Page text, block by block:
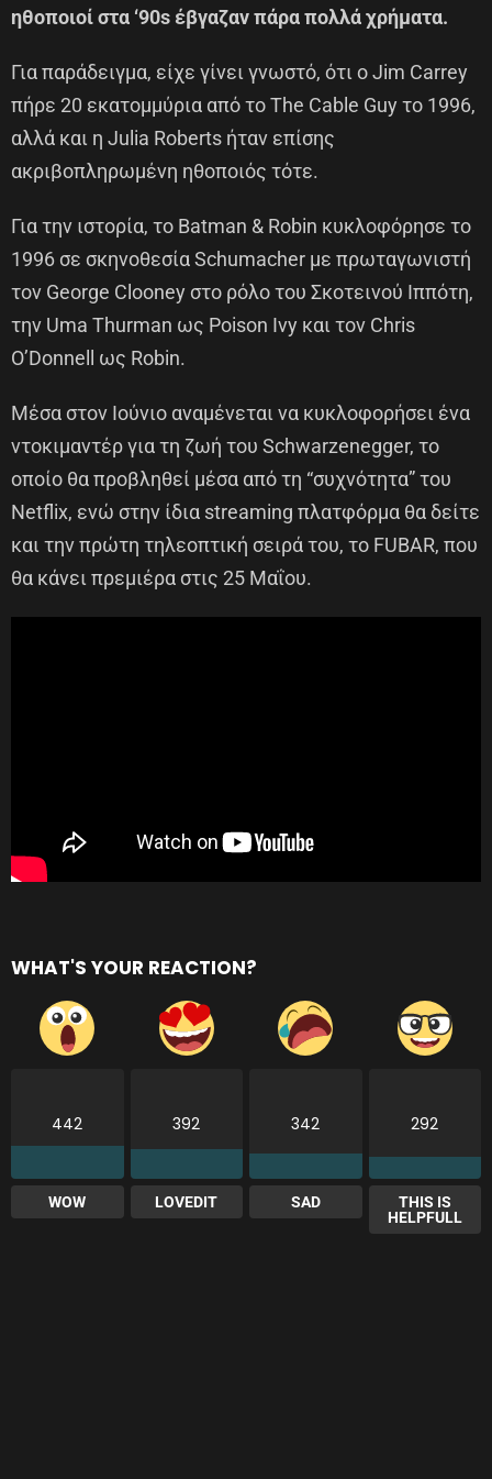
ηθοποιοί στα ‘90s έβγαζαν πάρα πολλά χρήματα.
Για παράδειγμα, είχε γίνει γνωστό, ότι ο Jim Carrey
πήρε 20 εκατομμύρια από το The Cable Guy το 1996,
αλλά και η Julia Roberts ήταν επίσης
ακριβοπληρωμένη ηθοποιός τότε.
Για την ιστορία, το Batman & Robin κυκλοφόρησε το
1996 σε σκηνοθεσία Schumacher με πρωταγωνιστή
τον George Clooney στο ρόλο του Σκοτεινού Ιππότη,
την Uma Thurman ως Poison Ivy και τον Chris
O’Donnell ως Robin.
Μέσα στον Ιούνιο αναμένεται να κυκλοφορήσει ένα
ντοκιμαντέρ για τη ζωή του Schwarzenegger, το
οποίο θα προβληθεί μέσα από τη “συχνότητα” του
Netflix, ενώ στην ίδια streaming πλατφόρμα θα δείτε
και την πρώτη τηλεοπτική σειρά του, το FUBAR, που
θα κάνει πρεμιέρα στις 25 Μαΐου.
WHAT'S YOUR REACTION?
442
WOW
392
LOVEDIT
342
SAD
292
THIS IS
HELPFULL